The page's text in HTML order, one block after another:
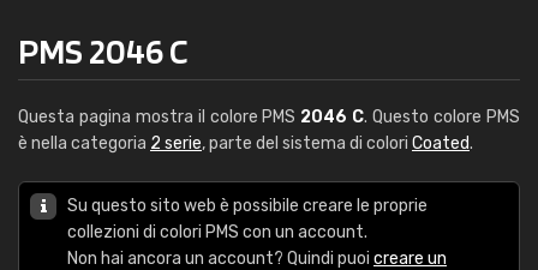
PMS 2046 C
Questa pagina mostra il colore PMS 2046 C. Questo colore PMS
è nella categoria 2 serie, parte del sistema di colori Coated.
Su questo sito web è possibile creare le proprie
collezioni di colori PMS con un account.
Non hai ancora un account? Quindi puoi creare un